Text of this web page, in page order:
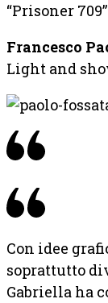
“Prisoner
Francesco
Light and
Con idee
soprattutto
Gabriella ha